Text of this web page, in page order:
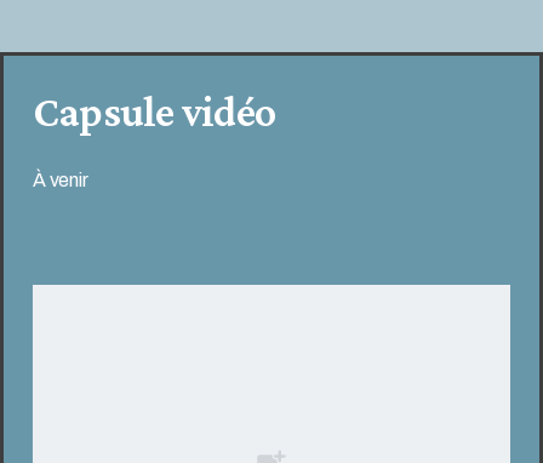
Capsule vidéo
À venir